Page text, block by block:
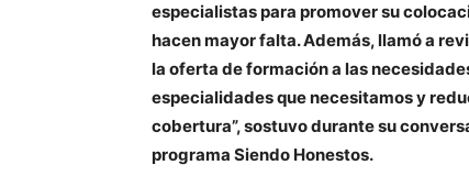
especialistas para promover su
hacen mayor falta. Además, llamó a
la oferta de formación a las
especialidades que necesitamos y
cobertura”, sostuvo durante su
programa Siendo Honestos.